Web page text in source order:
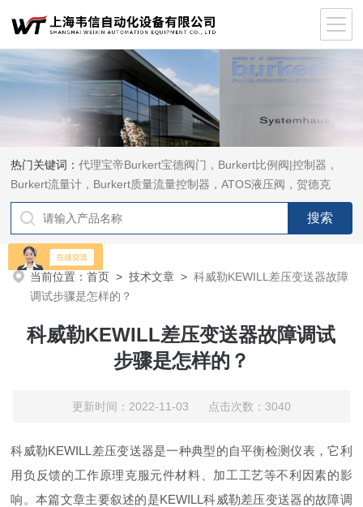
热门关键词：代理宝帝Burkert宝德阀门，Burkert比例阀|控制器，
Burkert流量计，Burkert质量流量控制器，ATOS液压阀，贺德克
HYDAC传感器，ASCO电磁阀，ASCO阀门，REXROTH力士乐阀
泵，安沃驰Aventics电磁阀|气缸，Samson萨姆森定位器
当前位置：首页 >技术文章 >科威勒KEWILL差压变送器故障
调试步骤是怎样的？
科威勒KEWILL差压变送器故障调试
步骤是怎样的？
更新时间：2022-11-03 点击次数：3040
科威勒KEWILL差压变送器是一种典型的自平衡检测仪表，它利
用负反馈的工作原理克服元件材料、加工工艺等不利因素的影
响。本篇文章主要叙述的是KEWILL科威勒差压变送器的故障调